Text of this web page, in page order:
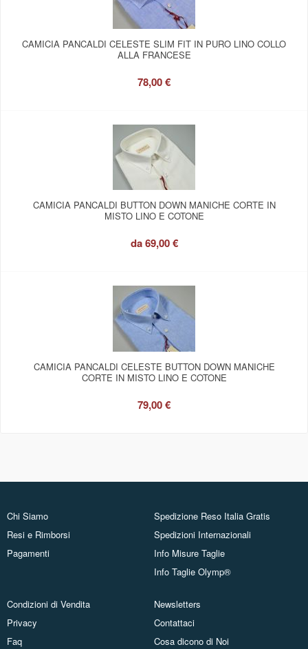
CAMICIA PANCALDI CELESTE SLIM FIT IN PURO LINO COLLO
ALLA FRANCESE
78,00 €
CAMICIA PANCALDI BUTTON DOWN MANICHE CORTE IN
MISTO LINO E COTONE
da69,00 €
CAMICIA PANCALDI CELESTE BUTTON DOWN MANICHE
CORTE IN MISTO LINO E COTONE
79,00 €
Chi Siamo
Resi e Rimborsi
Pagamenti
Spedizione Reso Italia Gratis
Spedizioni Internazionali
Info Misure Taglie
Info Taglie Olymp®
Condizioni di Vendita
Privacy
Faq
Newsletters
Contattaci
Cosa dicono di Noi